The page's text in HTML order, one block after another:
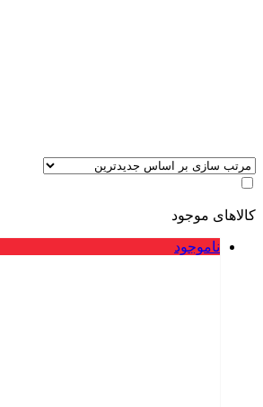
کالاهای موجود
ناموجود